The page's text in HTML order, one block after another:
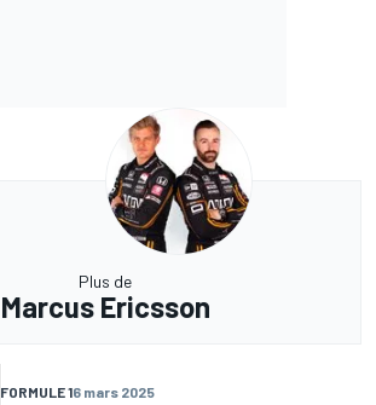
Plus de
Marcus Ericsson
FORMULE 16 mars 2025